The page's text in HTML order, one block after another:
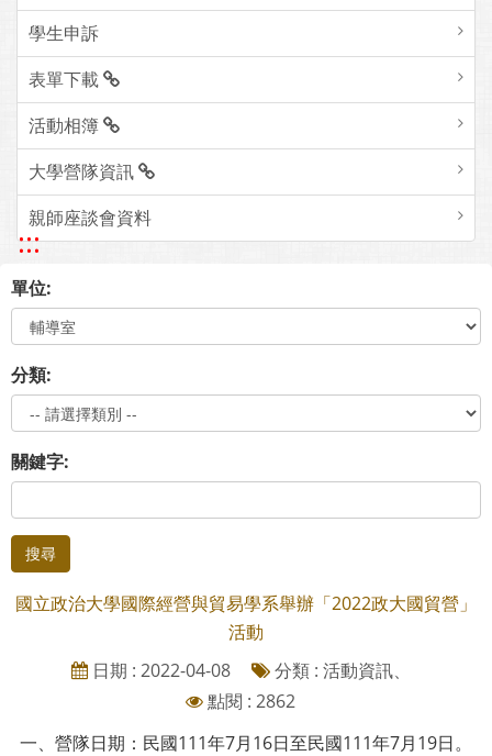
學生申訴
表單下載
活動相簿
大學營隊資訊
親師座談會資料
:::
單位:
分類:
關鍵字:
搜尋
國立政治大學國際經營與貿易學系舉辦「2022政大國貿營」
活動
日期 : 2022-04-08
分類 : 活動資訊、
點閱 : 2862
一、營隊日期：民國111年7月16日至民國111年7月19日。